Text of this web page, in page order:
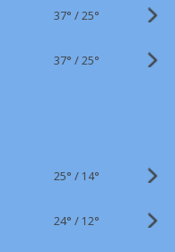
37° /25°
37° /25°
25° / 14°
24° / 12°